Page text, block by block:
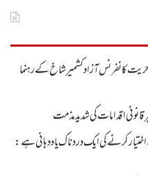
کانفرنس آزاد کشمیر شاخ کے رہنما
کرنے کی ایک دردناک یاد دہانی ہے: